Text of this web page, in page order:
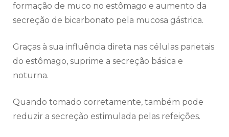
formação de muco no estômago e aumento da
secreção de bicarbonato pela mucosa gástrica.
Graças à sua influência direta nas células parietais
do estômago, suprime a secreção básica e
noturna.
Quando tomado corretamente, também pode
reduzir a secreção estimulada pelas refeições.